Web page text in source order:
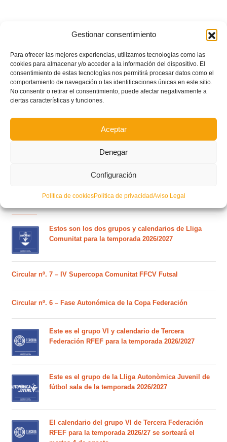
Gestionar consentimiento
Para ofrecer las mejores experiencias, utilizamos tecnologías como las
cookies para almacenar y/o acceder a la información del dispositivo. El
consentimiento de estas tecnologías nos permitirá procesar datos como el
comportamiento de navegación o las identificaciones únicas en este sitio.
No consentir o retirar el consentimiento, puede afectar negativamente a
ciertas características y funciones.
Aceptar
Denegar
Configuración
Política de cookiesPolítica de privacidadAviso Legal
Estos son los dos grupos y calendarios de Lliga
Comunitat para la temporada 2026/2027
Circular nº. 7 – IV Supercopa Comunitat FFCV Futsal
Circular nº. 6 – Fase Autonómica de la Copa Federación
Este es el grupo VI y calendario de Tercera
Federación RFEF para la temporada 2026/2027
Este es el grupo de la Lliga Autonòmica Juvenil de
fútbol sala de la temporada 2026/2027
El calendario del grupo VI de Tercera Federación
RFEF para la temporada 2026/27 se sorteará el